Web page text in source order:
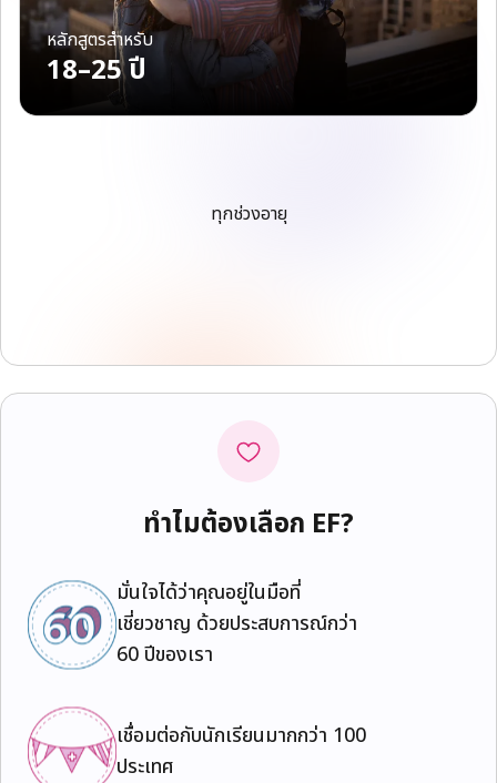
หลักสูตรสำหรับ
18–25 ปี
ทุกช่วงอายุ
ทำไมต้องเลือก EF?
มั่นใจได้ว่าคุณอยู่ในมือที่
เชี่ยวชาญ ด้วยประสบการณ์กว่า
60 ปีของเรา
เชื่อมต่อกับนักเรียนมากกว่า 100
ประเทศ